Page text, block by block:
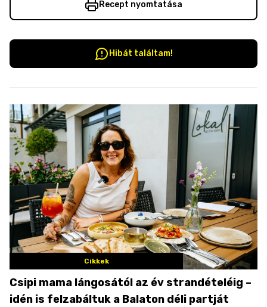
Recept nyomtatása
Hibát találtam!
Cikkek
Csipi mama lángosától az év strandételéig –
idén is felzabáltuk a Balaton déli partját